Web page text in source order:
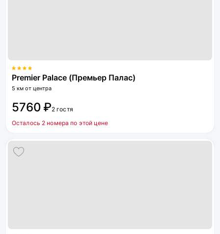
Premier Palace (Премьер Палас)
5 км от центра
5760 ₽2 гостя
Осталось 2 номера по этой цене